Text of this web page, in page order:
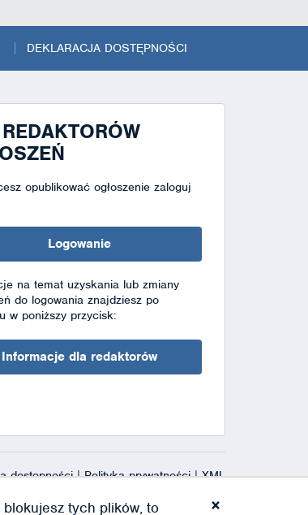
DEKLARACJA DOSTĘPNOŚCI
opublikować ogłoszenie zaloguj
Logowanie
na temat uzyskania lub zmiany
do logowania znajdziesz po
w poniższy przycisk:
Informacje dla redaktorów
dostępności|Polityka prywatności|XML
tych plików, to ×